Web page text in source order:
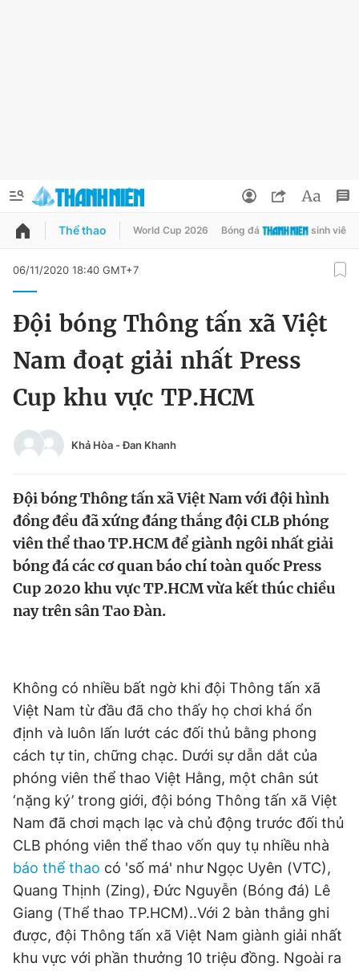
QUẢNG CÁO ĐẶT BÁO
Chuyên mục
Chào ngày mới
Video Magazine
Sản phẩm khác
Tiện ích
Đọc Thanh Niên trên điện thoại
Theo dõi báo trên
Hotline
0906 645 777
Liên hệ quảng cáo
0908 780 404
Đổi mật khẩu
Tin đã lưu
Tin đã xem
Đăng xuất
Thể thao World Cup 2026 Bóng đá sinh viên
06/11/2020 18:40 GMT+7
Đội bóng Thông tấn xã Việt
Nam đoạt giải nhất Press
Cup khu vực TP.HCM
Khả Hòa - Đan Khanh
Đội bóng Thông tấn xã Việt Nam với đội hình
đồng đều đã xứng đáng thắng đội CLB phóng
viên thể thao TP.HCM để giành ngôi nhất giải
bóng đá các cơ quan báo chí toàn quốc Press
Cup 2020 khu vực TP.HCM vừa kết thúc chiều
nay trên sân Tao Đàn.
Không có nhiều bất ngờ khi đội Thông tấn xã
Việt Nam từ đầu đã cho thấy họ chơi khá ổn
định và luôn lấn lướt các đối thủ bằng phong
cách tự tin, chững chạc. Dưới sự dẫn dắt của
phóng viên thể thao Việt Hằng, một chân sút
‘nặng ký’ trong giới, đội bóng Thông tấn xã Việt
Nam đã chơi mạch lạc và chủ động trước đối thủ
CLB phóng viên thể thao vốn quy tụ nhiều nhà
báo thể thao có 'số má' như Ngọc Uyên (VTC),
Quang Thịnh (Zing), Đức Nguyễn (Bóng đá) Lê
Giang (Thể thao TP.HCM)..Với 2 bàn thắng ghi
được, đội Thông tấn xã Việt Nam giành giải nhất
khu vực với phần thưởng 10 triệu đồng. Ngoài ra